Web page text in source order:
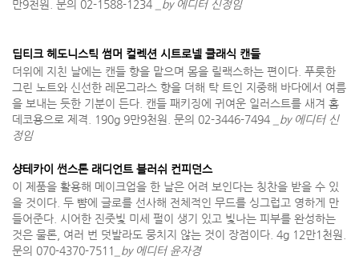
만9천원. 문의 02-1588-1234
_by 에디터 신정임
딥티크 헤도니스틱 썸머 컬렉션 시트로넬 클래식 캔들
더위에 지친 날에는 캔들 향을 맡으며 몸을 릴랙스하는 편이다. 푸릇한
그린 노트와 신선한 레몬그라스 향을 더해 탁 트인 지중해 바다에서 여름
을 보내는 듯한 기분이 든다. 캔들 패키징에 귀여운 일러스트를 새겨 홈
데코용으로 제격. 190g 9만9천원. 문의 02-3446-7494
_by 에디터 신
정임
샹테카이 썬스톤 래디언트 블러쉬 컨피던스
이 제품을 활용해 메이크업을 한 날은 어려 보인다는 칭찬을 받을 수 있
을 것이다. 두 뺨에 글로를 선사해 전체적인 무드를 싱그럽고 영하게 만
들어준다. 시어한 진줏빛 미세 펄이 생기 있고 빛나는 피부를 완성하는
것은 물론, 여러 번 덧발라도 뭉치지 않는 것이 장점이다. 4g 12만1천원.
문의 070-4370-7511
_by 에디터 윤자경